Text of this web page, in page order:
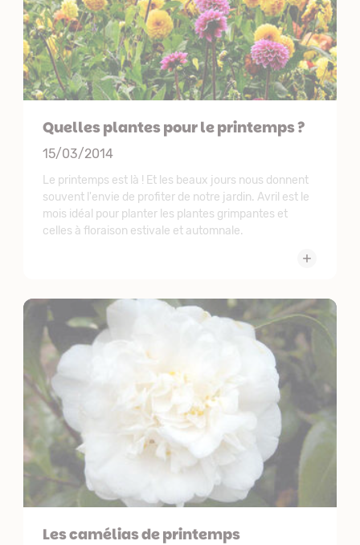
Quelles plantes pour le printemps ?
15/03/2014
Le printemps est là ! Et les beaux jours nous donnent
souvent l'envie de profiter de notre jardin. Avril est le
mois idéal pour planter les plantes grimpantes et
celles à floraison estivale et automnale.
Les camélias de printemps